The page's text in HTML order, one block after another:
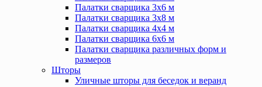
Палатки сварщика 3х6 м
Палатки сварщика 3х8 м
Палатки сварщика 4х4 м
Палатки сварщика 6х6 м
Палатки сварщика различных форм и
размеров
Шторы
Уличные шторы для беседок и веранд